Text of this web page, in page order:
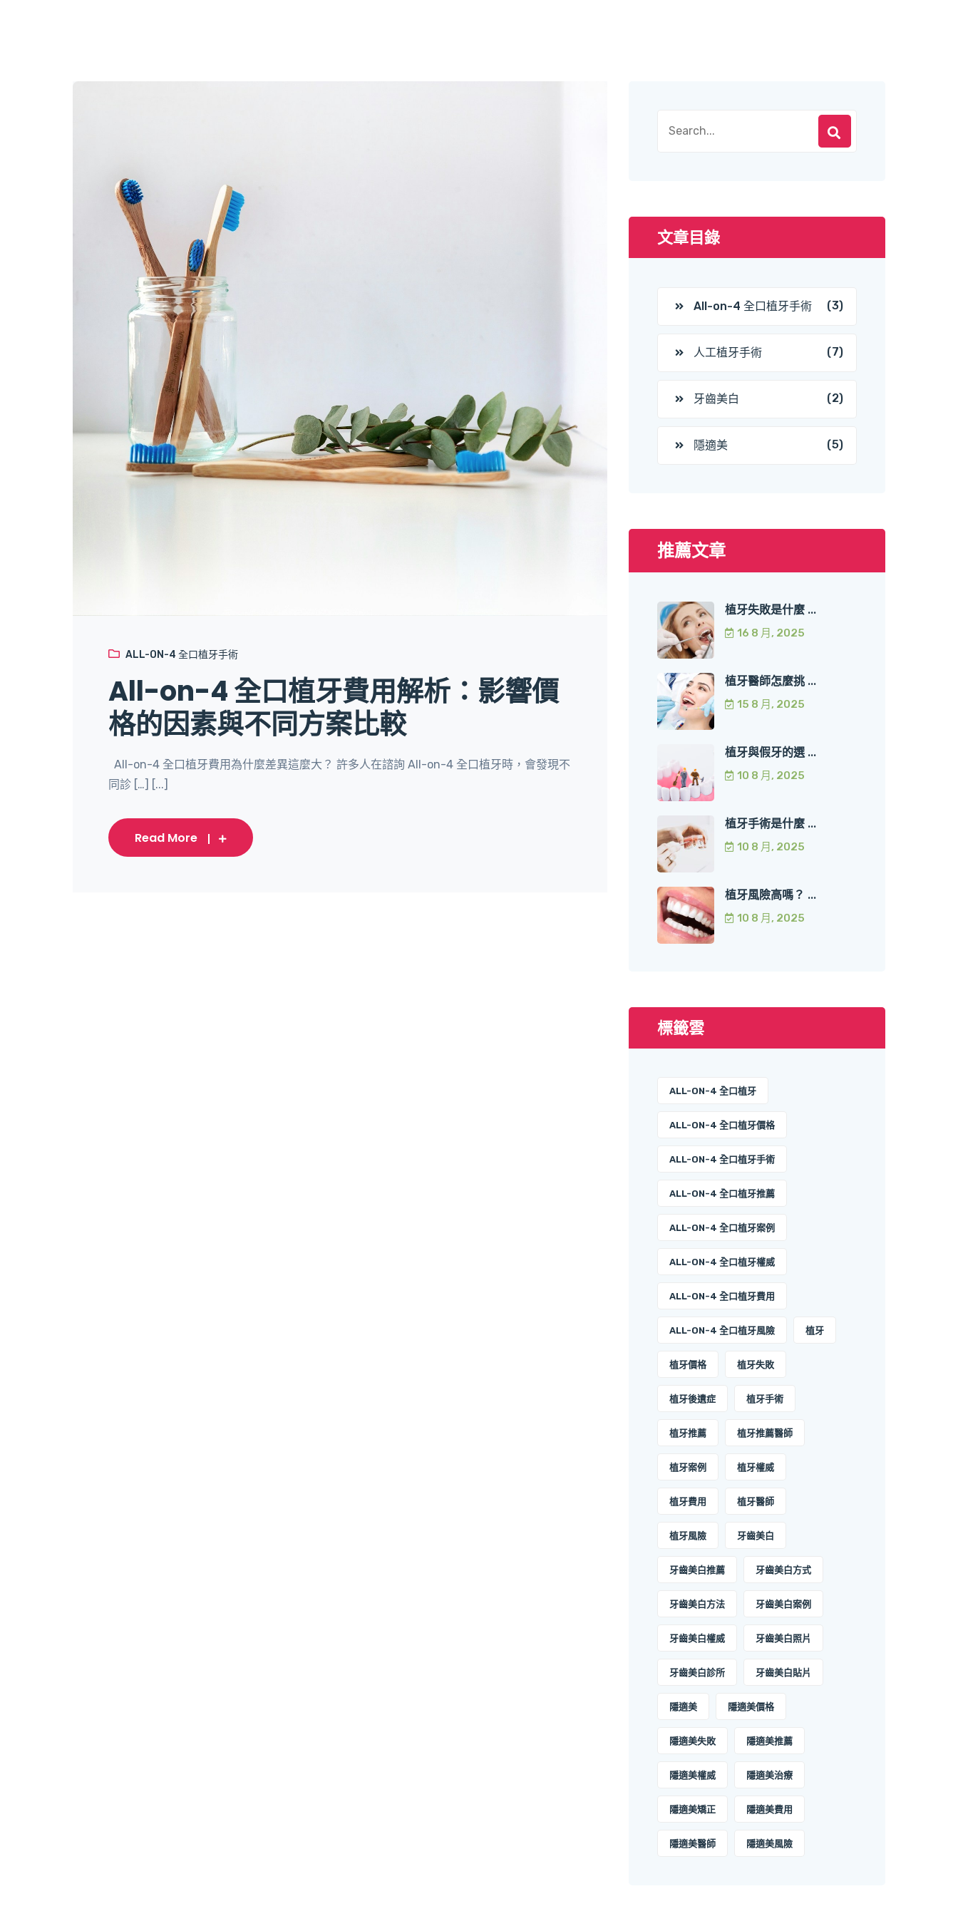
ALL-ON-4 全口植牙手術
All-on-4 全口植牙費用解析：影響價
格的因素與不同方案比較
All-on-4 全口植牙費用為什麼差異這麼大？ 許多人在諮詢 All-on-4 全口植牙時，會發現不
同診 […] [...]
Read More
文章目錄
All-on-4 全口植牙手術 (3)
人工植牙手術 (7)
牙齒美白 (2)
隱適美 (5)
推薦文章
植牙失敗是什麼 ...
16 8 月, 2025
植牙醫師怎麼挑 ...
15 8 月, 2025
植牙與假牙的選 ...
10 8 月, 2025
植牙手術是什麼 ...
10 8 月, 2025
植牙風險高嗎？ ...
10 8 月, 2025
標籤雲
ALL-ON-4 全口植牙
ALL-ON-4 全口植牙價格
ALL-ON-4 全口植牙手術
ALL-ON-4 全口植牙推薦
ALL-ON-4 全口植牙案例
ALL-ON-4 全口植牙權威
ALL-ON-4 全口植牙費用
ALL-ON-4 全口植牙風險 植牙
植牙價格 植牙失敗
植牙後遺症 植牙手術
植牙推薦 植牙推薦醫師
植牙案例 植牙權威
植牙費用 植牙醫師
植牙風險 牙齒美白
牙齒美白推薦 牙齒美白方式
牙齒美白方法 牙齒美白案例
牙齒美白權威 牙齒美白照片
牙齒美白診所 牙齒美白貼片
隱適美 隱適美價格
隱適美失敗 隱適美推薦
隱適美權威 隱適美治療
隱適美矯正 隱適美費用
隱適美醫師 隱適美風險